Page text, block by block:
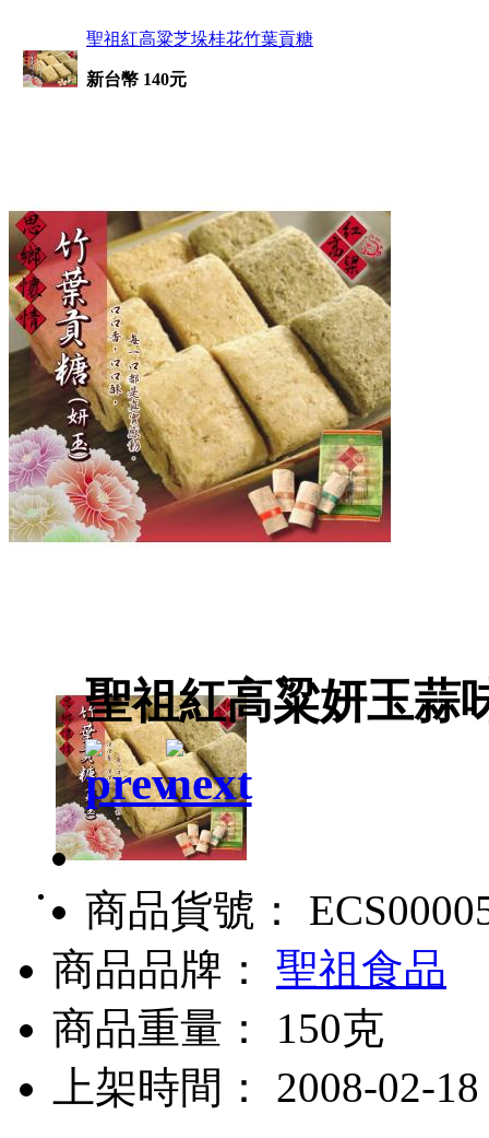
聖祖紅高粱芝垛桂花竹葉貢糖
新台幣 140元
聖祖紅高粱妍玉蒜
商品貨號：
商品品牌： 聖祖食品
商品重量： 150克
上架時間： 2008-02-18